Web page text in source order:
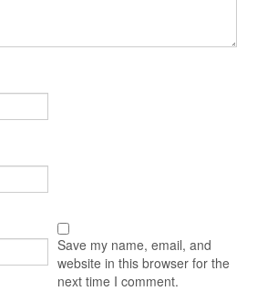
Save my name, email, and
website in this browser for the
next time I comment.